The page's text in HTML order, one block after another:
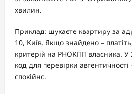
хвилин.
Приклад: шукаєте квартиру за
10, Київ. Якщо знайдено –
критерій на РНОКПП власника. У
код для перевірки автентичності
спокійно.